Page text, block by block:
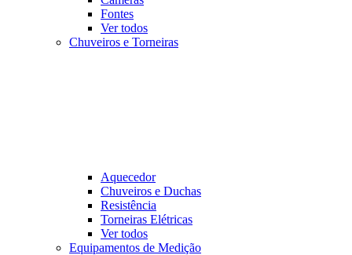
Fontes
Ver todos
Chuveiros e Torneiras
Aquecedor
Chuveiros e Duchas
Resistência
Torneiras Elétricas
Ver todos
Equipamentos de Medição